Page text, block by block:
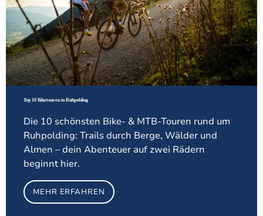
Top 10 Biketouren in Ruhpolding
Die 10 schönsten Bike‑ & MTB‑Touren rund um
Ruhpolding: Trails durch Berge, Wälder und
Almen – dein Abenteuer auf zwei Rädern
beginnt hier.
MEHR ERFAHREN